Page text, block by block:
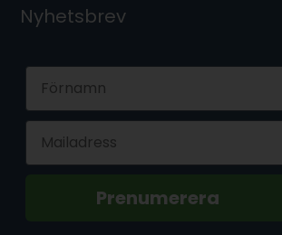
Nyhetsbrev
Prenumerera